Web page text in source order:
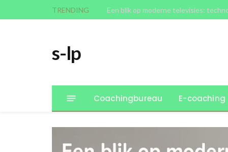
TRENDING Een blik op moderne televisies:
s-lp
Coachingbureau E-coaching